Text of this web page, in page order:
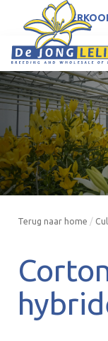
NL
Terug naar home /